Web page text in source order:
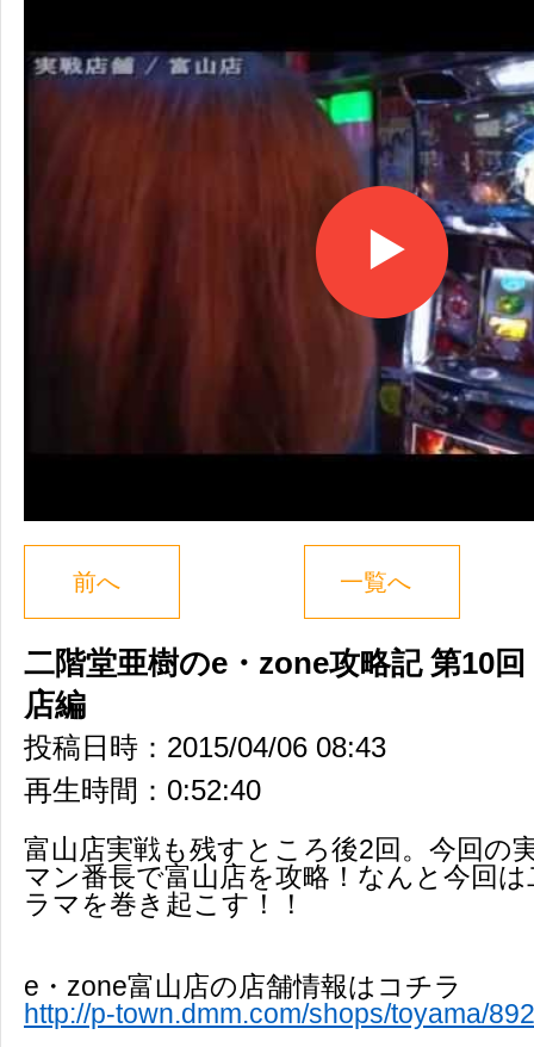
前へ 一覧へ
二階堂亜樹のe・zone攻略記 第10
店編
投稿日時：2015/04/06 08:43
再生時間：0:52:40
富山店実戦も残すところ後2回。今回の
マン番長で富山店を攻略！なんと今回
ラマを巻き起こす！！
e・zone富山店の店舗情報はコチラ
http://p-town.dmm.com/shops/toyama/